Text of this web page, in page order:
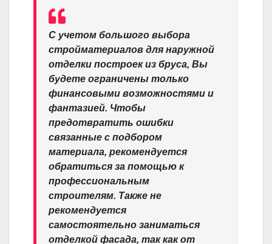
С учетом большого выбора
стройматериалов для наружной
отделки построек из бруса, Вы
будете ограничены только
финансовыми возможностями и
фантазией. Чтобы
предотвратить ошибки
связанные с подбором
материала, рекомендуется
обратиться за помощью к
профессиональным
строителям. Также не
рекомендуется
самостоятельно заниматься
отделкой фасада, так как от